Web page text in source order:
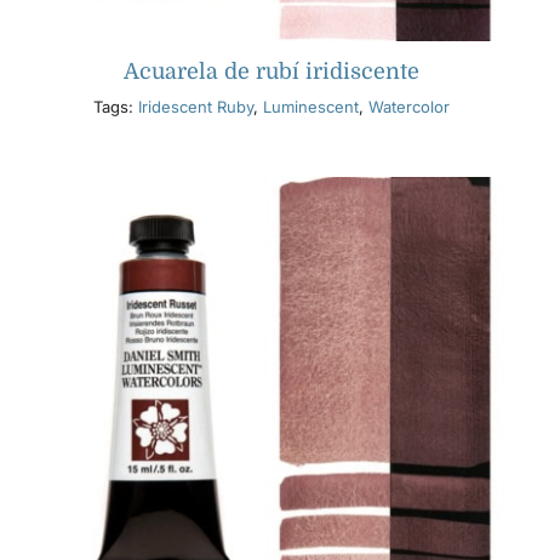
Acuarela de rubí iridiscente
Tags: Iridescent Ruby, Luminescent, Watercolor